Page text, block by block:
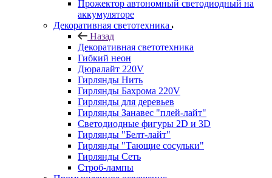
Прожектор автономный светодиодный на
аккумуляторе
Декоративная светотехника
Назад
Декоративная светотехника
Гибкий неон
Дюралайт 220V
Гирлянды Нить
Гирлянды Бахрома 220V
Гирлянды для деревьев
Гирлянды Занавес "плей-лайт"
Светодиодные фигуры 2D и 3D
Гирлянды "Белт-лайт"
Гирлянды "Тающие сосульки"
Гирлянды Сеть
Строб-лампы